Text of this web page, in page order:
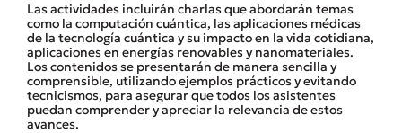
Las actividades incluirán charlas que abordarán temas
como la computación cuántica, las aplicaciones médicas
de la tecnología cuántica y su impacto en la vida cotidiana,
aplicaciones en energías renovables y nanomateriales.
Los contenidos se presentarán de manera sencilla y
comprensible, utilizando ejemplos prácticos y evitando
tecnicismos, para asegurar que todos los asistentes
puedan comprender y apreciar la relevancia de estos
avances.